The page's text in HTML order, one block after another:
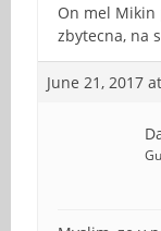
On mel
zbytecna, na
June 21, 2017